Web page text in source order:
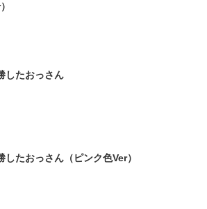
したおっさん
したおっさん（ピンク色Ver）